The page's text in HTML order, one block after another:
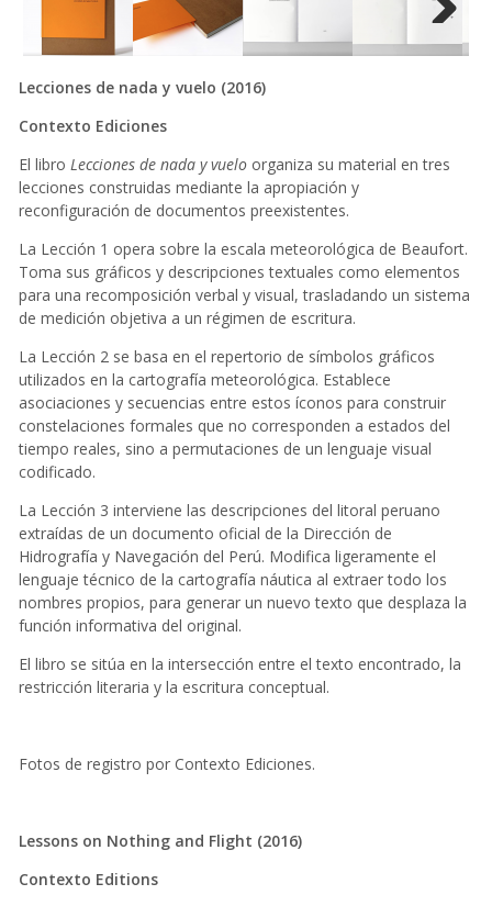
Next
Lecciones de nada y vuelo (2016)
Contexto Ediciones
El libro Lecciones de nada y vueloorganiza su material en tres
lecciones construidas mediante la apropiación y
reconfiguración de documentos preexistentes.
La Lección 1 opera sobre la escala meteorológica de Beaufort.
Toma sus gráficos y descripciones textuales como elementos
para una recomposición verbal y visual, trasladando un sistema
de medición objetiva a un régimen de escritura.
La Lección 2 se basa en el repertorio de símbolos gráficos
utilizados en la cartografía meteorológica. Establece
asociaciones y secuencias entre estos íconos para construir
constelaciones formales que no corresponden a estados del
tiempo reales, sino a permutaciones de un lenguaje visual
codificado.
La Lección 3 interviene las descripciones del litoral peruano
extraídas de un documento oficial de la Dirección de
Hidrografía y Navegación del Perú. Modifica ligeramente el
lenguaje técnico de la cartografía náutica al extraer todo los
nombres propios, para generar un nuevo texto que desplaza la
función informativa del original.
El libro se sitúa en la intersección entre el texto encontrado, la
restricción literaria y la escritura conceptual.
Fotos de registro por Contexto Ediciones.
Lessons on Nothing and Flight (2016)
Contexto Editions